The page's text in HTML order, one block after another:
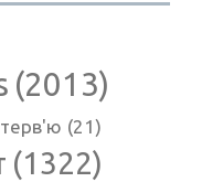
(2013)
(21)
(1322)